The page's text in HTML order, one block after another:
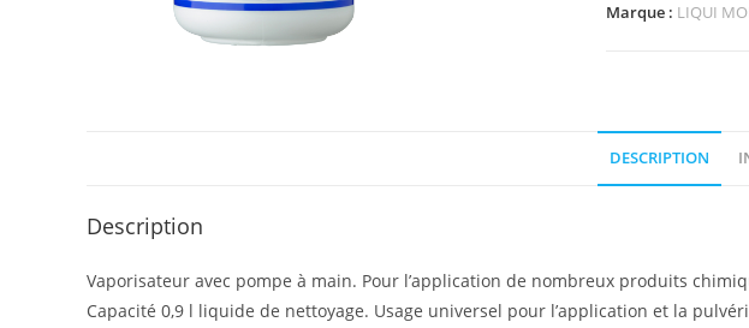
Marque : LIQUI
DESCRIPTION
Description
Vaporisateur avec pompe à main. Pour l’application de nombreux produits
Capacité 0,9 l liquide de nettoyage. Usage universel pour l’application et la